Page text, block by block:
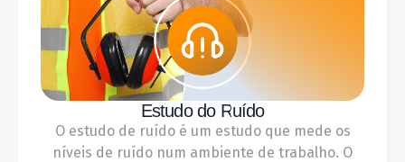
Estudo do Ruído
O estudo de ruído é um estudo que mede os
níveis de ruído num ambiente de trabalho. O